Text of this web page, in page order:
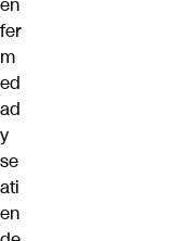
fer
m
ed
ad
y
se
ati
en